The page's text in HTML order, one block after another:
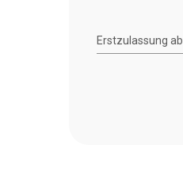
Erstzulassung ab